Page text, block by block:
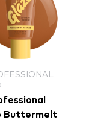
Buttermelt